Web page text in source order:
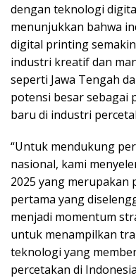
dengan teknologi
menunjukkan bahwa
digital printing
industri kreatif dan
seperti Jawa Tengah
potensi besar sebagai
baru di industri
“Untuk mendukung
nasional, kami
2025 yang merupakan
pertama yang
menjadi momentum
untuk menampilkan
teknologi yang
percetakan di